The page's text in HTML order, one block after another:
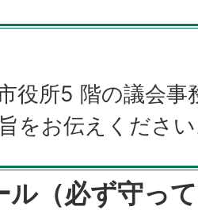
役所5 階の議会
をお伝えくださ
ル（必ず守っ